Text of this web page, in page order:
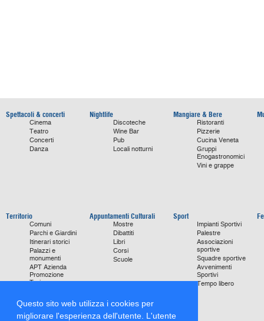
Questo sito web utilizza i cookies per
migliorare l'esperienza dell'utente. L'utente
Spettacoli & concerti
Cinema
Teatro
Concerti
Danza
Nightlife
Discoteche
Wine Bar
Pub
Locali notturni
Mangiare & Bere
Ristoranti
Pizzerie
Cucina Veneta
Gruppi
Enogastronomici
Vini e grappe
Territorio
Comuni
Parchi e Giardini
Itinerari storici
Palazzi e
monumenti
APT Azienda
Promozione
Turismo
Chiese
monumentali
Storie di Successo
Appuntamenti Culturali
Mostre
Dibattiti
Libri
Corsi
Scuole
Sport
Impianti Sportivi
Palestre
Associazioni
sportive
Squadre sportive
Avvenimenti
Sportivi
Tempo libero